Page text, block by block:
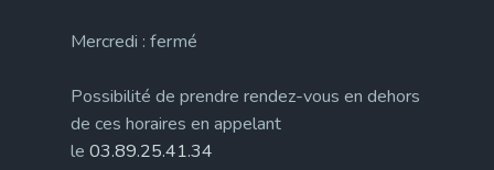
Mercredi : fermé
Possibilité de prendre rendez-vous en dehors
de ces horaires en appelant
le 03.89.25.41.34